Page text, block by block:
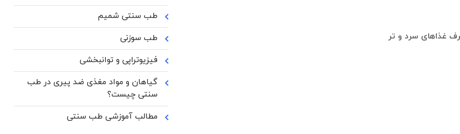
غذاهای سرد و تر
طب سنتی شمیم
طب سوزنی
فیزیوتراپی و توانبخشی
گیاهان و مواد مغذی ضد پیری در طب
سنتی چیست؟
مطالب آموزشی طب سنتی